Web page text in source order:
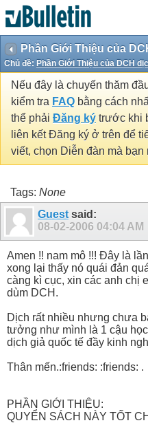
Phần Giới Thiệu của
Chủ đề: Phần Giới Thiệu của DCH
Nếu đây là chuyến thăm
kiểm tra FAQ bằng cách
thể phải Đăng ký trước khi
liên kết Đăng ký ở trên để
viết, chọn Diễn đàn mà
Tags: None
Guest said:
08-02-2006 04:04 AM
Amen !! nam mô !!! Đây là
xong lại thấy nó quái đản
càng kì cục, xin các anh chị
dùm DCH.
Dịch rất nhiều nhưng chưa
tưởng như mình là 1 cậu
dịch giả quốc tế đầy kinh
Thân mến.:friends: :friends: .
PHẦN GIỚI THIỆU:
QUYỂN SÁCH NÀY TỐT